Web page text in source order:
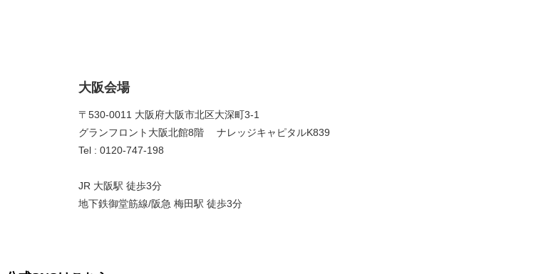
大阪会場
〒530-0011 大阪府大阪市北区大深町3-1
グランフロント大阪北館8階 ナレッジキャピタルK839
Tel : 0120-747-198
JR 大阪駅 徒歩3分
地下鉄御堂筋線/阪急 梅田駅 徒歩3分